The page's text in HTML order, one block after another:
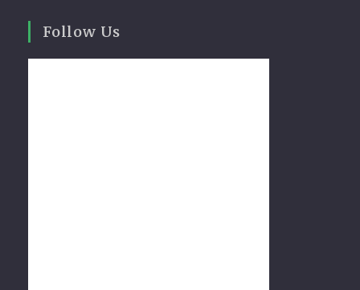
Follow Us